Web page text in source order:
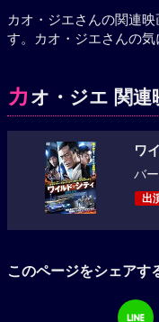
カオ・ジエさんの関連
す。カオ・ジエさんの気
カオ・ジエ 関連
ワ
バ
出
このページをシェアす